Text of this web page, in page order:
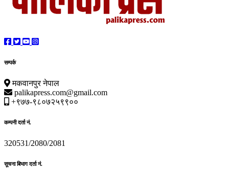
सम्पर्क
मकवानपुर नेपाल
palikapress.com@gmail.com
+९७७-९८०७२५९९००
कम्पनी दर्ता नं.
320531/2080/2081
सूचना बिभाग दर्ता नं.